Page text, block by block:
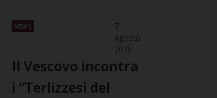
NEWS
7
Agosto
2026
Il Vescovo incontra
i “Terlizzesi del